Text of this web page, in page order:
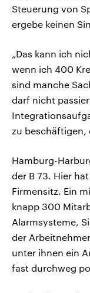
Steuerung von
ergebe keinen
„Das kann ich
wenn ich 400
sind manche
darf nicht
zu beschäftigen,
Hamburg-
der B 73. Hier
Firmensitz. Ein
knapp 300
Alarmsysteme,
der
unter ihnen ein
fast durchweg